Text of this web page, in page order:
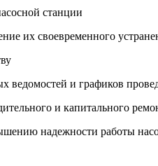
станции
их своевременного
и графиков
и капитального
надежности работы